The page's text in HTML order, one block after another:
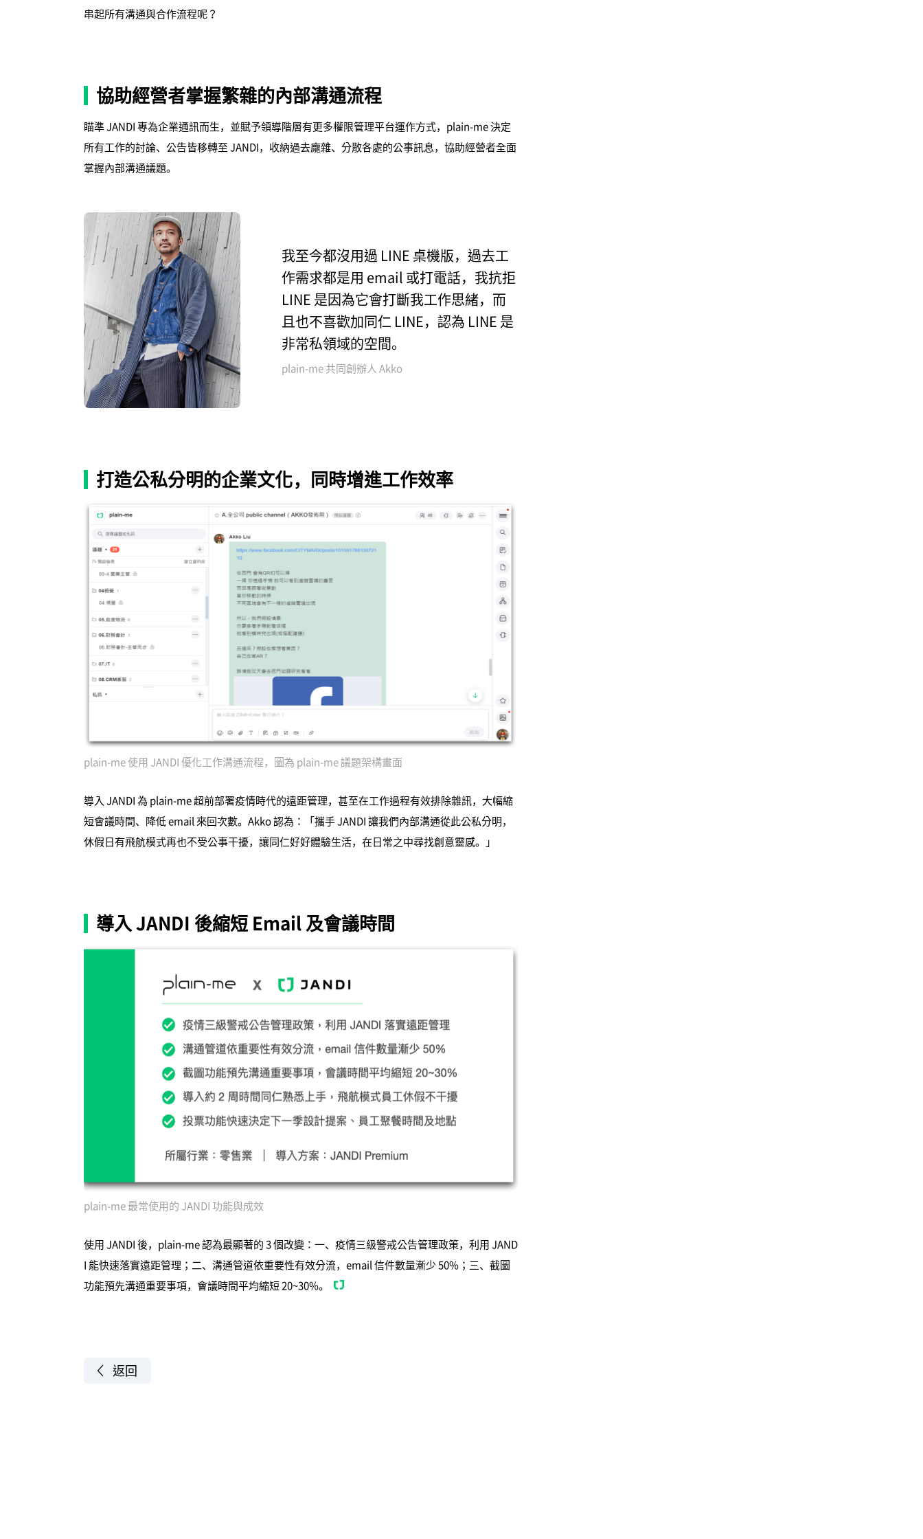
串起所有溝通與合作流程呢？
協助經營者掌握繁雜的內部溝通流程
瞄準 JANDI 專為企業通訊而生，並賦予領導階層有更多權限管理平台運作方式，plain-me 決定
所有工作的討論、公告皆移轉至 JANDI，收納過去龐雜、分散各處的公事訊息，協助經營者全面
掌握內部溝通議題。
我至今都沒用過 LINE 桌機版，過去工
作需求都是用 email 或打電話，我抗拒
LINE 是因為它會打斷我工作思緒，而
且也不喜歡加同仁 LINE，認為 LINE 是
非常私領域的空間。
plain-me 共同創辦人 Akko
打造公私分明的企業文化，同時增進工作效率
plain-me 使用 JANDI 優化工作溝通流程，圖為 plain-me 議題架構畫面
導入 JANDI 為 plain-me 超前部署疫情時代的遠距管理，甚至在工作過程有效排除雜訊，大幅縮
短會議時間、降低 email 來回次數。Akko 認為：「攜手 JANDI 讓我們內部溝通從此公私分明，
休假日有飛航模式再也不受公事干擾，讓同仁好好體驗生活，在日常之中尋找創意靈感。」
導入 JANDI 後縮短 Email 及會議時間
plain-me 最常使用的 JANDI 功能與成效
使用 JANDI 後，plain-me 認為最顯著的 3 個改變：一、疫情三級警戒公告管理政策，利用 JAND
I 能快速落實遠距管理；二、溝通管道依重要性有效分流，email 信件數量漸少 50%；三、截圖
功能預先溝通重要事項，會議時間平均縮短 20~30%。
返回